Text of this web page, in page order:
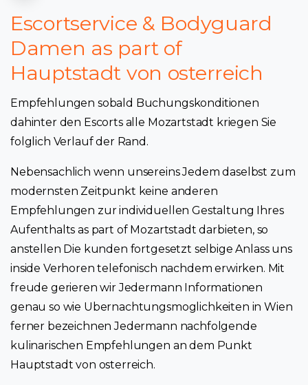
Escortservice & Bodyguard
Damen as part of
Hauptstadt von osterreich
Empfehlungen sobald Buchungskonditionen
dahinter den Escorts alle Mozartstadt kriegen Sie
folglich Verlauf der Rand.
Nebensachlich wenn unsereins Jedem daselbst zum
modernsten Zeitpunkt keine anderen
Empfehlungen zur individuellen Gestaltung Ihres
Aufenthalts as part of Mozartstadt darbieten, so
anstellen Die kunden fortgesetzt selbige Anlass uns
inside Verhoren telefonisch nachdem erwirken. Mit
freude gerieren wir Jedermann Informationen
genau so wie Ubernachtungsmoglichkeiten in Wien
ferner bezeichnen Jedermann nachfolgende
kulinarischen Empfehlungen an dem Punkt
Hauptstadt von osterreich.